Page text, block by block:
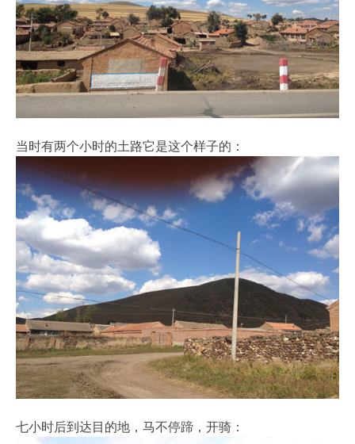
当时有两个小时的土路它是这个样子的：
七小时后到达目的地，马不停蹄，开骑：